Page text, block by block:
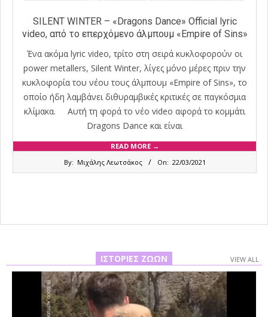
SILENT WINTER – «Dragons Dance» Official lyric
video, από το επερχόμενο άλμπουμ «Empire of Sins»
Ένα ακόμα lyric video, τρίτο στη σειρά κυκλοφορούν οι
power metallers, Silent Winter, λίγες μόνο μέρες πριν την
κυκλοφορία του νέου τους άλμπουμ «Empire of Sins», το
οποίο ήδη λαμβάνει διθυραμβικές κριτικές σε παγκόσμια
κλίμακα. Αυτή τη φορά το νέο video αφορά το κομμάτι
Dragons Dance και είναι
READ MORE →
By: Μιχάλης Λεωτσάκος On: 22/03/2021
ΙΣΤΟΡΊΕΣ ΖΏΩΝ VIEW ALL